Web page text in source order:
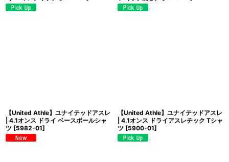
【United Athle】ユナイテッドアスレ
| 4.1オンス ドライ ベースボールシャ
ツ [5982-01]
【United Athle】ユナイテッドアスレ
| 4.1オンス ドライアスレチック Tシャ
ツ [5900-01]